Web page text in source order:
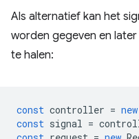
Als alternatief kan het
worden gegeven en
te halen:
const controller = new
const signal =